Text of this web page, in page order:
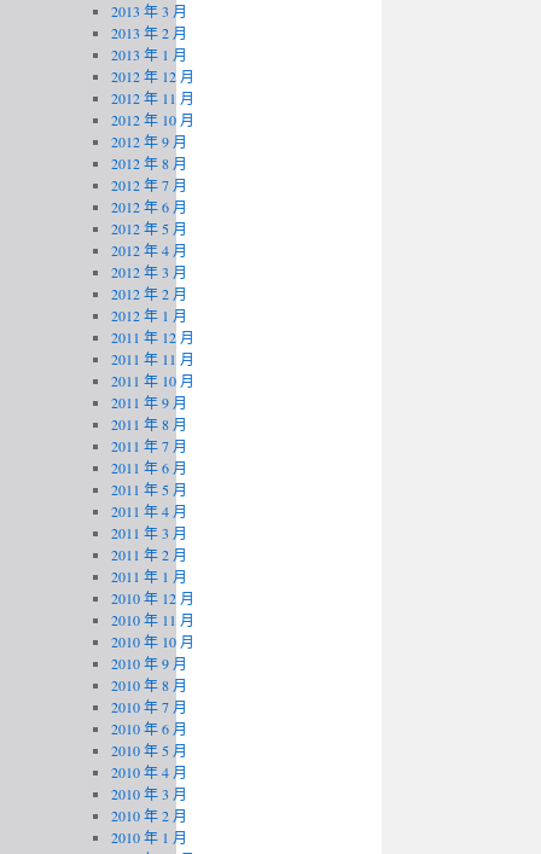
2013 年 3 月
2013 年 2 月
2013 年 1 月
2012 年 12 月
2012 年 11 月
2012 年 10 月
2012 年 9 月
2012 年 8 月
2012 年 7 月
2012 年 6 月
2012 年 5 月
2012 年 4 月
2012 年 3 月
2012 年 2 月
2012 年 1 月
2011 年 12 月
2011 年 11 月
2011 年 10 月
2011 年 9 月
2011 年 8 月
2011 年 7 月
2011 年 6 月
2011 年 5 月
2011 年 4 月
2011 年 3 月
2011 年 2 月
2011 年 1 月
2010 年 12 月
2010 年 11 月
2010 年 10 月
2010 年 9 月
2010 年 8 月
2010 年 7 月
2010 年 6 月
2010 年 5 月
2010 年 4 月
2010 年 3 月
2010 年 2 月
2010 年 1 月